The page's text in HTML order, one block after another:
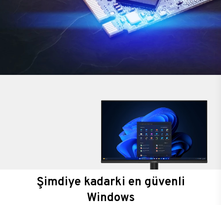
Şimdiye kadarki en güvenli
Windows